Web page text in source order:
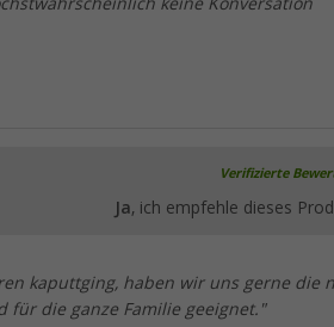
keine Konversation
Verifizierte
Ja, ich empfehle dieses
kaputtging, haben wir uns gerne die
für die ganze Familie geeignet."